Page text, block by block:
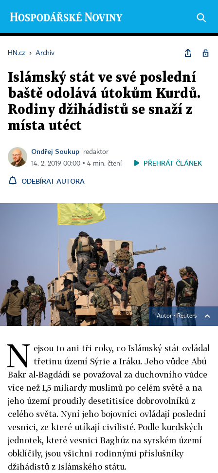
HN.cz › Archiv
Islámský stát ve své poslední
baště odolává útokům Kurdů.
Rodiny džihádistů se snaží z
místa utéct
Ondřej Soukup
redaktor
14. 2. 2019 00:00 ▪ 4 min. čtení
PŘEHRÁT ČLÁNEK
ODEBÍRAT AUTORA
Autor ▪Reuters
N ejsou to ani tři roky, co Islámský stát ovládal
třetinu území Sýrie a Iráku. Jeho vůdce Abú
Bakr al-Bagdádí se považoval za duchovního vůdce
více než 1,5 miliardy muslimů po celém světě a na
jeho území proudily desetitisíce dobrovolníků z
celého světa. Nyní jeho bojovníci ovládají poslední
vesnici, ze které utíkají civilisté. Podle kurdských
jednotek, které vesnici Baghúz na syrském území
obklíčily, jsou všichni rodinnými příslušníky
džihádistů z Islámského státu.